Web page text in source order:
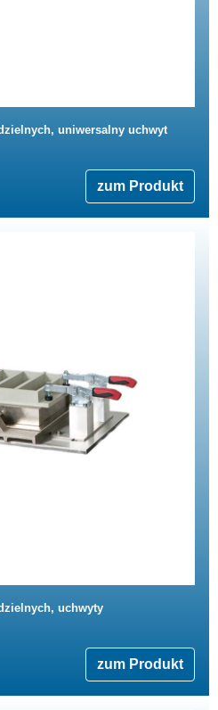
uniwersalny uchwyt
zum Produkt
uchwyty
zum Produkt